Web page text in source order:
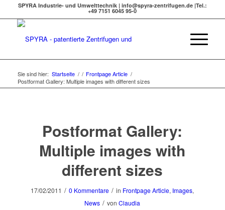
SPYRA Industrie- und Umwelttechnik | info@spyra-zentrifugen.de |Tel.:
+49 7151 6045 95-0
Sie sind hier: Startseite / / Frontpage Article /
Postformat Gallery: Multiple images with different sizes
Postformat Gallery:
Multiple images with
different sizes
17/02/2011 / 0 Kommentare / in Frontpage Article, Images,
News / vonClaudia